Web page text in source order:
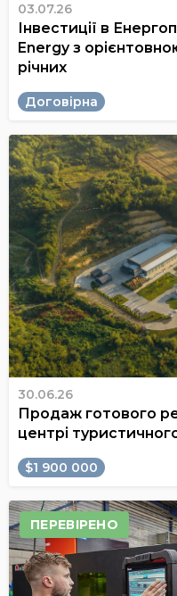
03.07.26
Інвестиції в
Energy з
річних
Договірна
30.06.26
Продаж готового
центрі
$1 900 000
ПЕРЕВІРЕНО